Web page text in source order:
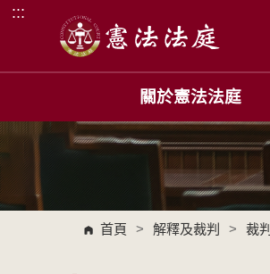
跳到主要內容區塊
:::
關於憲法法庭
首頁 > 解釋及裁判 > 裁判